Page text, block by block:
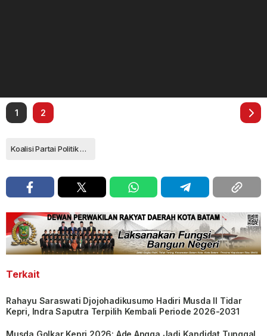
1 2
Koalisi Partai Politik Pengusung Ganjar Mahfud
Terkait
Rahayu Saraswati Djojohadikusumo Hadiri Musda II Tidar
Kepri, Indra Saputra Terpilih Kembali Periode 2026-2031
Musda Golkar Kepri 2026: Ade Angga Jadi Kandidat Tunggal,